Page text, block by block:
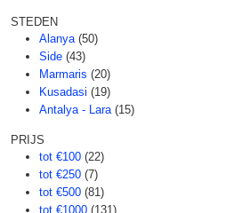
STEDEN
Alanya (50)
Side (43)
Marmaris (20)
Kusadasi (19)
Antalya - Lara (15)
PRIJS
tot €100 (22)
tot €250 (7)
tot €500 (81)
tot €1000 (131)